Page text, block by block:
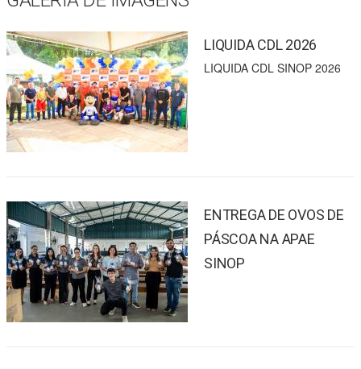
LIQUIDA CDL 2026
LIQUIDA CDL SINOP 2026
ENTREGA DE OVOS DE
PÁSCOA NA APAE
SINOP